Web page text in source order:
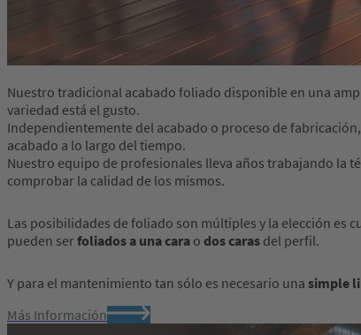
Nuestro tradicional acabado foliado disponible en una
variedad está el gusto.
Independientemente del acabado o proceso de
acabado a lo largo del tiempo.
Nuestro equipo de profesionales lleva años trabajando la
comprobar la calidad de los mismos.
Las posibilidades de foliado son múltiples y la elección es
pueden serfoliados a una cara o dos caras del perfil.
Y para el mantenimiento tan sólo es necesario una simple
Más Información